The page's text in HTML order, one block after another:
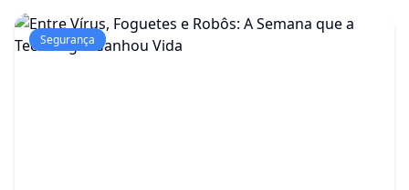
Segurança